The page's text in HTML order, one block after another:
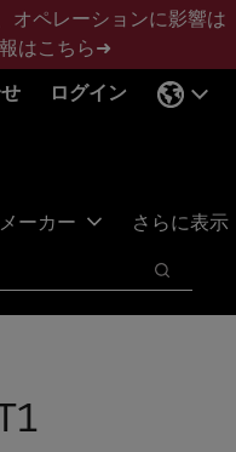
オペレーションに影響は
はこちら➜
ログイン
メーカー さらに表示
検索